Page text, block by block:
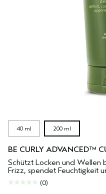
40 ml 200 ml
BE CURLY ADVANCED™
Schützt Locken und Wellen
Frizz, spendet Feuchtigkeit
(0)